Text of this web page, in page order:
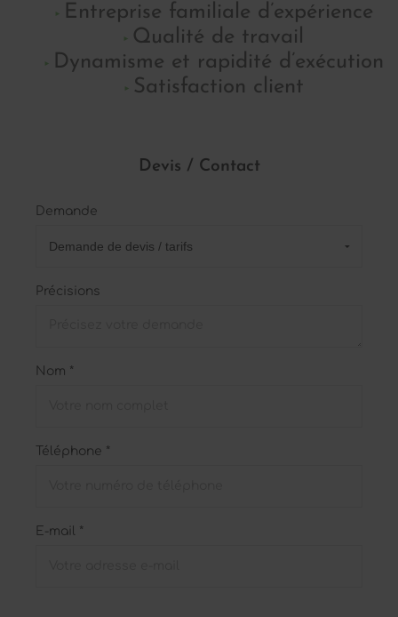
Entreprise familiale d’expérience
Qualité de travail
Dynamisme et rapidité d’exécution
Satisfaction client
Devis / Contact
Demande
Précisions
Nom *
Téléphone *
E-mail *